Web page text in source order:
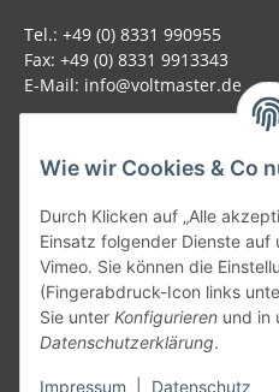
Wie wir Cookies & Co
Durch Klicken auf „Alle
Einsatz folgender Dienste auf
Vimeo. Sie können die
(Fingerabdruck-Icon links
Sie unter Konfigurieren und in
Datenschutzerklärung.
Impressum Datenschutz
Tel.: +49 (0) 8331 990955
Fax: +49 (0) 8331 9913343
E-Mail: info@voltmaster.de
Allgemein
Teil unseres Netzwerks:
SmoliTec - Safety. Simplified.